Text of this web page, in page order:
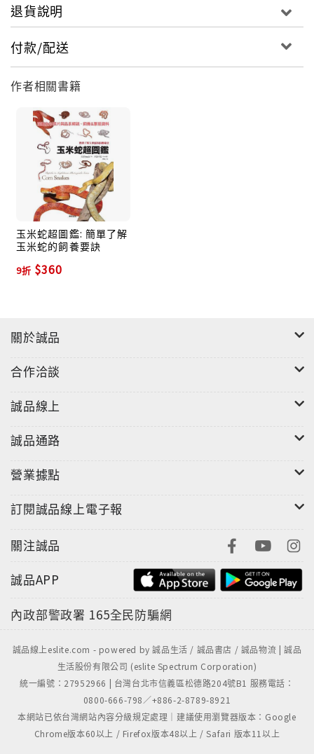
能夠區分蛇的身體與尾巴，你就已經朝專業愛好者邁向
一大步。
仔細看蛇的身體其實結構相當複雜，其中還有能夠感測
紅外線的器官等令人訝異的部位。
●野外捕獲個體（W.C.）
市面上流通的這類個體，多半是在當地的飼養設施經過
短期馴養的亞成體或成體。其中，不少個體難以融入飼
養環境，會因壓力等而不願意進食，故不建議新手飼
養。
●飼養設施繁殖個體（F.H.）
「F.H.（Farm Hatched）」是日本特有的個體標記，
指的是捕獲或飼養W.C.後，在設施裡孵化該個體的蛋。
指由人工飼養下長大的親代交配～產卵後所孵化的個
人工給予適當照料，因此是最適合飼養的個體。目前
C.B.個體在市面上流通的球蟒（包含了不同品系）中占
相當大的比例。
◎成為專業愛好者──球蟒的飼養與繁殖
●最重要的是「親眼看見」，再從中尋找最投緣的球蟒。
①飼養箱
③水容器
⑤加溫╱保溫用具
●組裝飼養箱並安置於合宜的環境中。
●依飼養個體從幼鼠至淘汰鼠選擇適當的餌料。
●最重要的鐵則就是「以照顧好個體為前提」，而非「以
繁殖為前提」。
退貨說明
付款/配送
作者相關書籍
玉米蛇超圖鑑: 簡單了解
玉米蛇的飼養要訣
9折 $360
關於誠品
合作洽談
誠品線上
誠品通路
營業據點
訂閱誠品線上電子報
關注誠品
誠品APP
內政部警政署 165全民防騙網
誠品線上eslite.com - powered by 誠品生活 / 誠品書店 / 誠品物流 | 誠品
生活股份有限公司 (eslite Spectrum Corporation)
統一編號：27952966 | 台灣台北市信義區松德路204號B1 服務電話：
0800-666-798／+886-2-8789-8921
本網站已依台灣網站內容分級規定處理｜建議使用瀏覽器版本：Google
Chrome版本60以上 / Firefox版本48以上 / Safari 版本11以上